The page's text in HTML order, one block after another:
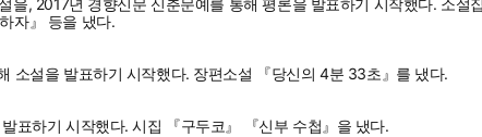
을, 2017년 경향신문 신춘문예를 통해 평론을 발표하기 시작했다. 소
자』 등을 냈다.
소설을 발표하기 시작했다. 장편소설 『당신의 4분 33초』를 냈다.
표하기 시작했다. 시집 『구두코』 『신부 수첩』을 냈다.